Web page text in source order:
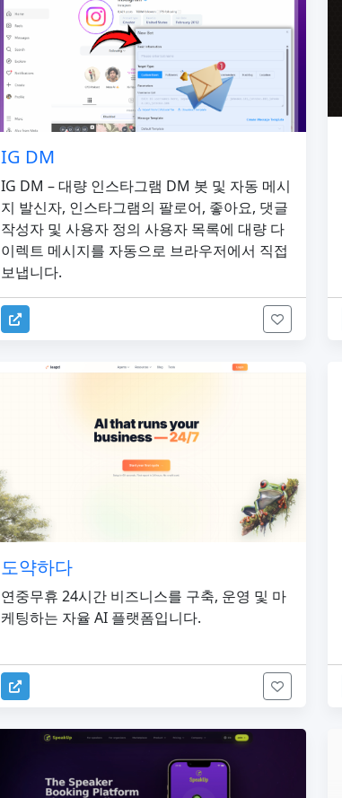
IG DM
IG DM – 대량 인스타그램 DM 봇 및 자동 메시
지 발신자, 인스타그램의 팔로어, 좋아요, 댓글
작성자 및 사용자 정의 사용자 목록에 대량 다
이렉트 메시지를 자동으로 브라우저에서 직접
보냅니다.
도약하다
연중무휴 24시간 비즈니스를 구축, 운영 및 마
케팅하는 자율 AI 플랫폼입니다.